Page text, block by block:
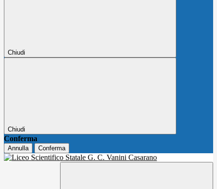
Chiudi
Chiudi
Conferma
Annulla Conferma